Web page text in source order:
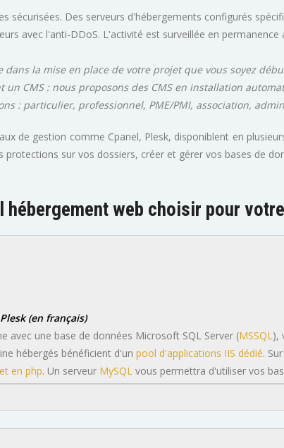
sécurisées. Des serveurs d'hébergements configurés
avec l'anti-DDoS. L'activité est surveillée en
la mise en place de votre projet que vous soyez
CMS : nous proposons des CMS en installation
: particulier, professionnel, PME/PMI, association,
de gestion comme Cpanel, Plesk, disponiblent en
sur vos dossiers, créer et gérer vos bases de
hébergement web choisir pour
(en français)
avec une base de données Microsoft SQL Server (MSSQL),
hébergés bénéficient d'unpool d'applications IIS dédié.
en php. Un serveur MySQL vous permettra d'utiliser vos